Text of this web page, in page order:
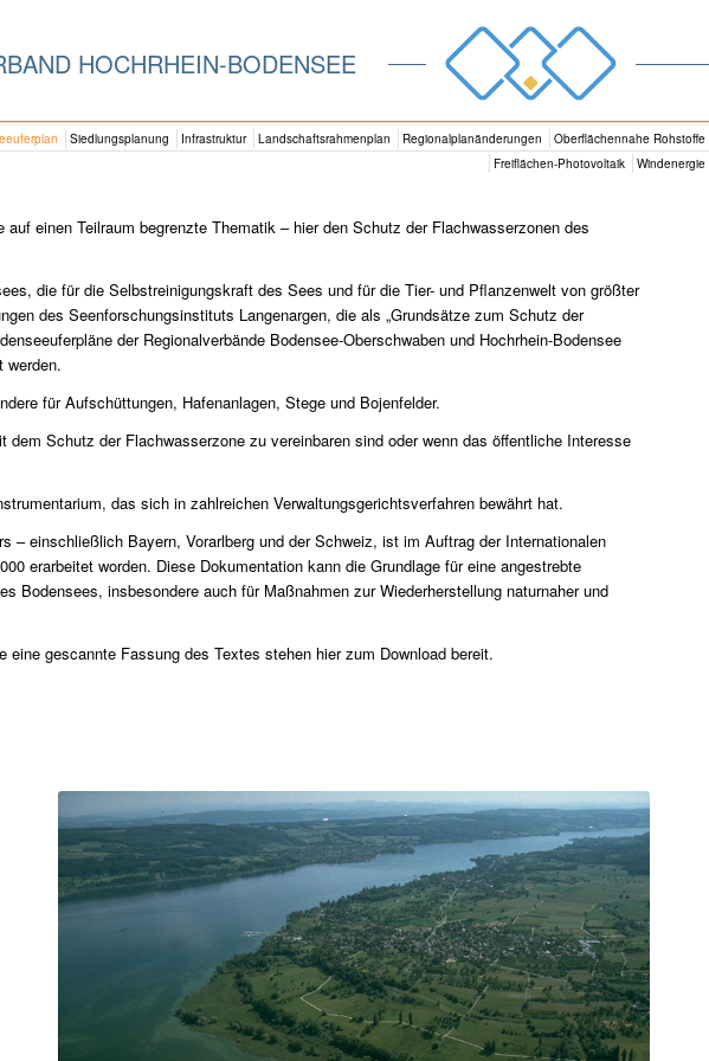
HOCHRHEIN-BODENSEE
Siedlungsplanung Infrastruktur Landschaftsrahmenplan Regionalplanänderungen
Oberflächennahe Rohstoffe
Freiflächen-Photovoltaik
Windenergie
einen Teilraum begrenzte Thematik – hier den Schutz der Flachwasserzonen des
die für die Selbstreinigungskraft des Sees und für die Tier- und Pflanzenwelt von größter
des Seenforschungsinstituts Langenargen, die als „Grundsätze zum Schutz der
der Regionalverbände Bodensee-Oberschwaben und Hochrhein-Bodensee
werden.
für Aufschüttungen, Hafenanlagen, Stege und Bojenfelder.
Schutz der Flachwasserzone zu vereinbaren sind oder wenn das öffentliche Interesse
das sich in zahlreichen Verwaltungsgerichtsverfahren bewährt hat.
einschließlich Bayern, Vorarlberg und der Schweiz, ist im Auftrag der Internationalen
erarbeitet worden. Diese Dokumentation kann die Grundlage für eine angestrebte
Bodensees, insbesondere auch für Maßnahmen zur Wiederherstellung naturnaher und
gescannte Fassung des Textes stehen hier zum Download bereit.